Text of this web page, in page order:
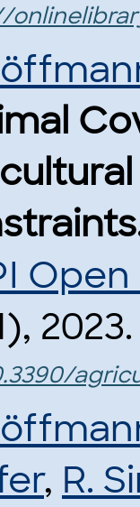
2023.
, R.